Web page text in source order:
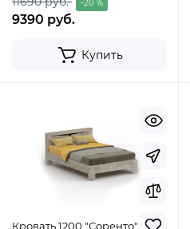
-20 %
9390 руб.
Купить
Кровать 1200 "Соренто"